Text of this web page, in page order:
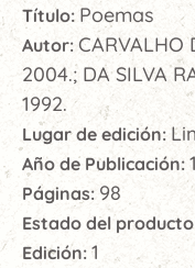
Título: Poemas
Autor: CARVALHO
2004.; DA SILVA
1992.
Lugar de edición:
Año de Publicación:
Páginas: 98
Estado del
Edición: 1